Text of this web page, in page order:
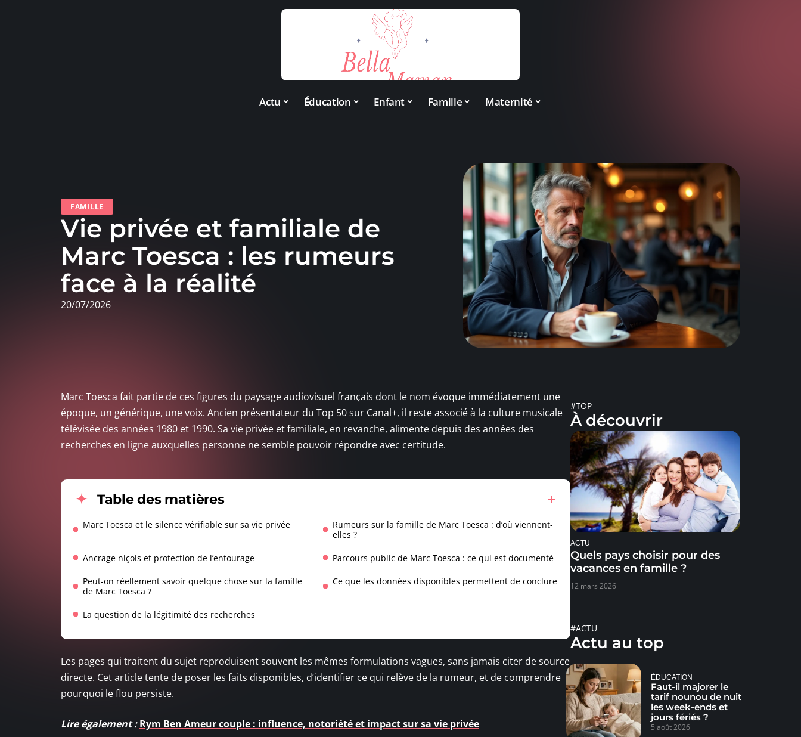
Actu Éducation Enfant Famille Maternité
FAMILLE
Vie privée et familiale de
Marc Toesca : les rumeurs
face à la réalité
20/07/2026
Marc Toesca fait partie de ces figures du paysage audiovisuel français dont le nom évoque immédiatement une
époque, un générique, une voix. Ancien présentateur du Top 50 sur Canal+, il reste associé à la culture musicale
télévisée des années 1980 et 1990. Sa vie privée et familiale, en revanche, alimente depuis des années des
recherches en ligne auxquelles personne ne semble pouvoir répondre avec certitude.
Table des matières
Marc Toesca et le silence vérifiable sur sa vie privée
Rumeurs sur la famille de Marc Toesca : d’où viennent-
elles ?
Ancrage niçois et protection de l’entourage Parcours public de Marc Toesca : ce qui est documenté
Peut-on réellement savoir quelque chose sur la famille
de Marc Toesca ?
Ce que les données disponibles permettent de conclure
La question de la légitimité des recherches
Les pages qui traitent du sujet reproduisent souvent les mêmes formulations vagues, sans jamais citer de source
directe. Cet article tente de poser les faits disponibles, d’identifier ce qui relève de la rumeur, et de comprendre
pourquoi le flou persiste.
Lire également : Rym Ben Ameur couple : influence, notoriété et impact sur sa vie privée
#TOP
À découvrir
ACTU
Quels pays choisir pour des
vacances en famille ?
12 mars 2026
#ACTU
Actu au top
ÉDUCATION
Faut-il majorer le
tarif nounou de nuit
les week-ends et
jours fériés ?
5 août 2026